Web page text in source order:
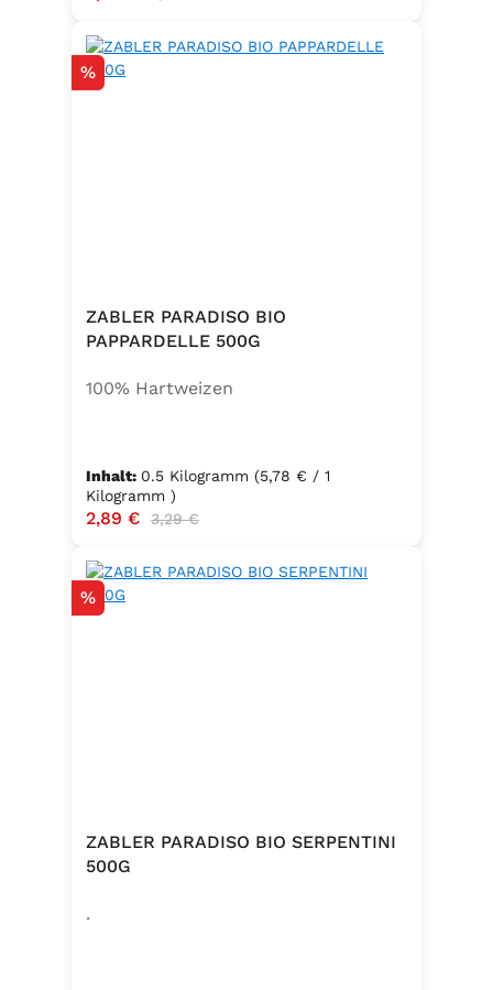
Rabatt
%
ZABLER PARADISO BIO
PAPPARDELLE 500G
100% Hartweizen
Inhalt: 0.5 Kilogramm (5,78 € / 1
Kilogramm )
Verkaufspreis:
2,89 € Regulärer Preis:
3,29 €
Rabatt
%
ZABLER PARADISO BIO SERPENTINI
500G
.